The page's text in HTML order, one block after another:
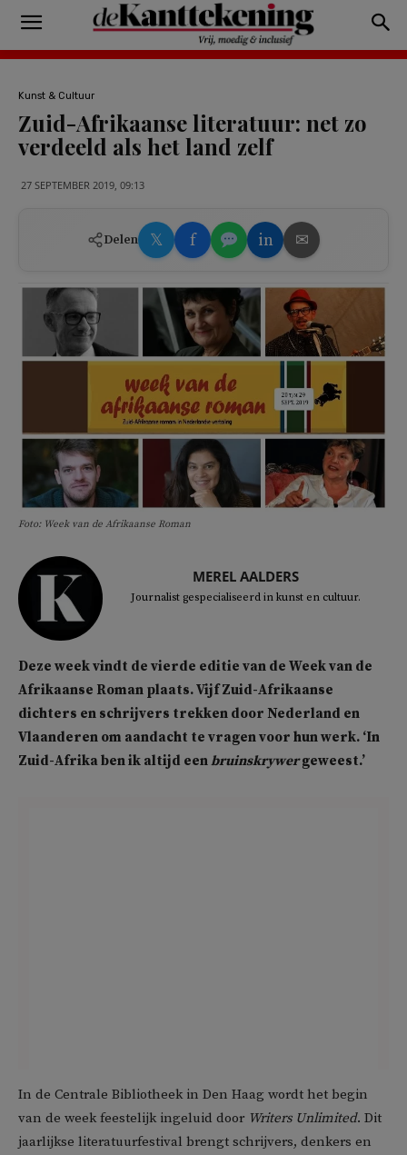
Kunst & Cultuur
Zuid-Afrikaanse literatuur: net zo
verdeeld als het land zelf
27 SEPTEMBER 2019, 09:13
Delen 𝕏 f in ✉
Foto: Week van de Afrikaanse Roman
MEREL AALDERS
Journalist gespecialiseerd in kunst en cultuur.
Deze week vindt de vierde editie van de Week van de
Afrikaanse Roman plaats. Vijf Zuid-Afrikaanse
dichters en schrijvers trekken door Nederland en
Vlaanderen om aandacht te vragen voor hun werk. ‘In
Zuid-Afrika ben ik altijd eenbruinskrywergeweest.’
In de Centrale Bibliotheek in Den Haag wordt het begin
van de week feestelijk ingeluid door Writers Unlimited. Dit
jaarlijkse literatuurfestival brengt schrijvers, denkers en